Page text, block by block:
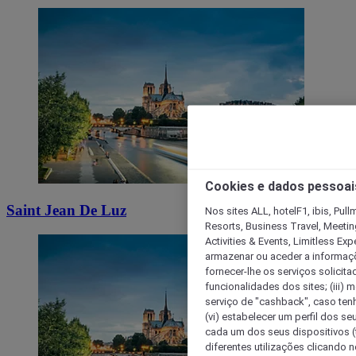
Saint Jean De Luz
Cookies e dados
Nos sites ALL, hotelF1, ibis,
Resorts, Business Travel,
Activities & Events, Limitless
armazenar ou aceder a
fornecer-lhe os serviços
funcionalidades dos sites; (iii)
serviço de "cashback", caso
(vi) estabelecer um perfil dos
cada um dos seus dispositivos
diferentes utilizações clicando